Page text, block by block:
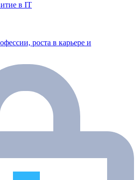
в IT
роста в карьере и